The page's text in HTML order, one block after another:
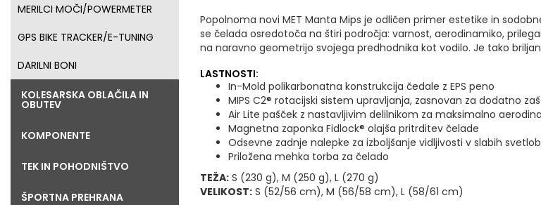
MERILCI MOČI/POWERMETER
GPS BIKE TRACKER/E-TUNING
DARILNI BONI
KOLESARSKA OBLAČILA IN
OBUTEV
KOMPONENTE
TEK IN POHODNIŠTVO
ŠPORTNA PREHRANA
Popolnoma novi MET Manta Mips je odličen primer estetike in
se čelada osredotoča na štiri področja: varnost, aerodinamiko,
na naravno geometrijo svojega predhodnika kot vodilo. Je tako
LASTNOSTI:
In-Mold polikarbonatna konstrukcija čedale z EPS peno
MIPS C2® rotacijski sistem upravljanja, zasnovan za dodatno
Air Lite pašček z nastavljivim delilnikom za maksimalno
Magnetna zaponka Fidlock® olajša pritrditev čelade
Odsevne zadnje nalepke za izboljšanje vidljivosti v slabih
Priložena mehka torba za čelado
TEŽA:S (230 g), M (250 g), L (270 g)
VELIKOST:S (52/56 cm), M (56/58 cm), L (58/61 cm)